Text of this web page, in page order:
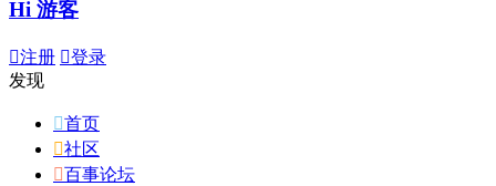
Hi 游客
注册 登录
发现
首页
社区
百事论坛